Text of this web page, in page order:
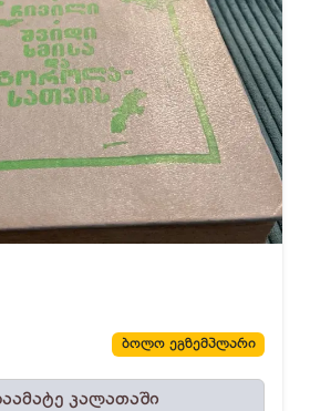
ბოლო ეგზემპლარი
კალათაში